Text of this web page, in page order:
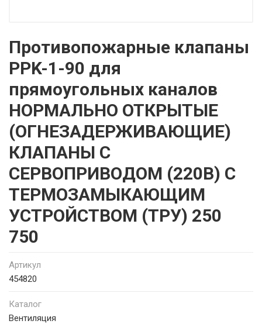
Противопожарные клапаны
PPK-1-90 для
прямоугольных каналов
НОРМАЛЬНО ОТКРЫТЫЕ
(ОГНЕЗАДЕРЖИВАЮЩИЕ)
КЛАПАНЫ С
СЕРВОПРИВОДОМ (220В) С
ТЕРМОЗАМЫКАЮЩИМ
УСТРОЙСТВОМ (ТРУ) 250
750
Артикул
454820
Каталог
Вентиляция